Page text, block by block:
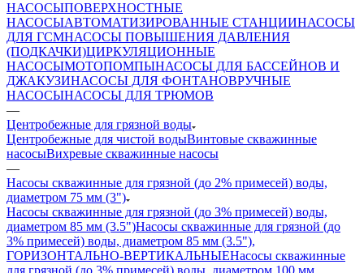
НАСОСЫПОВЕРХНОСТНЫЕ
НАСОСЫАВТОМАТИЗИРОВАННЫЕ СТАНЦИИНАСОСЫ
ДЛЯ ГСМНАСОСЫ ПОВЫШЕНИЯ ДАВЛЕНИЯ
(ПОДКАЧКИ)ЦИРКУЛЯЦИОННЫЕ
НАСОСЫМОТОПОМПЫНАСОСЫ ДЛЯ БАССЕЙНОВ И
ДЖАКУЗИНАСОСЫ ДЛЯ ФОНТАНОВРУЧНЫЕ
НАСОСЫНАСОСЫ ДЛЯ ТРЮМОВ
—
Центробежные для грязной воды
Центробежные для чистой водыВинтовые скважинные
насосыВихревые скважинные насосы
—
Насосы скважинные для грязной (до 2% примесей) воды,
диаметром 75 мм (3")
Насосы скважинные для грязной (до 3% примесей) воды,
диаметром 85 мм (3.5")Насосы скважинные для грязной (до
3% примесей) воды, диаметром 85 мм (3.5"),
ГОРИЗОНТАЛЬНО-ВЕРТИКАЛЬНЫЕНасосы скважинные
для грязной (до 3% примесей) воды, диаметром 100 мм